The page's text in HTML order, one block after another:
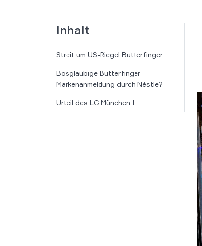
Inhalt
Streit um US-Riegel Butterfinger
Bösgläubige Butterfinger-
Markenanmeldung durch Néstle?
Urteil des LG München I